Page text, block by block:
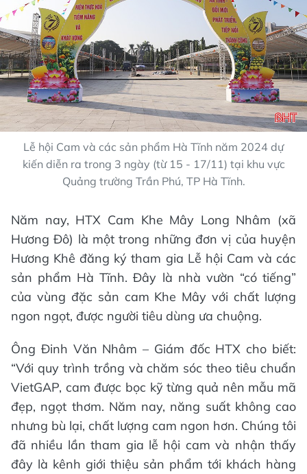
Lễ hội Cam và các sản phẩm Hà Tĩnh năm 2024 dự
kiến diễn ra trong 3 ngày (từ 15 - 17/11) tại khu vực
Quảng trường Trần Phú, TP Hà Tĩnh.
Năm nay, HTX Cam Khe Mây Long Nhâm (xã
Hương Đô) là một trong những đơn vị của huyện
Hương Khê đăng ký tham gia Lễ hội Cam và các
sản phẩm Hà Tĩnh. Đây là nhà vườn “có tiếng”
của vùng đặc sản cam Khe Mây với chất lượng
ngon ngọt, được người tiêu dùng ưa chuộng.
Ông Đinh Văn Nhâm – Giám đốc HTX cho biết:
“Với quy trình trồng và chăm sóc theo tiêu chuẩn
VietGAP, cam được bọc kỹ từng quả nên mẫu mã
đẹp, ngọt thơm. Năm nay, năng suất không cao
nhưng bù lại, chất lượng cam ngon hơn. Chúng tôi
đã nhiều lần tham gia lễ hội cam và nhận thấy
đây là kênh giới thiệu sản phẩm tới khách hàng